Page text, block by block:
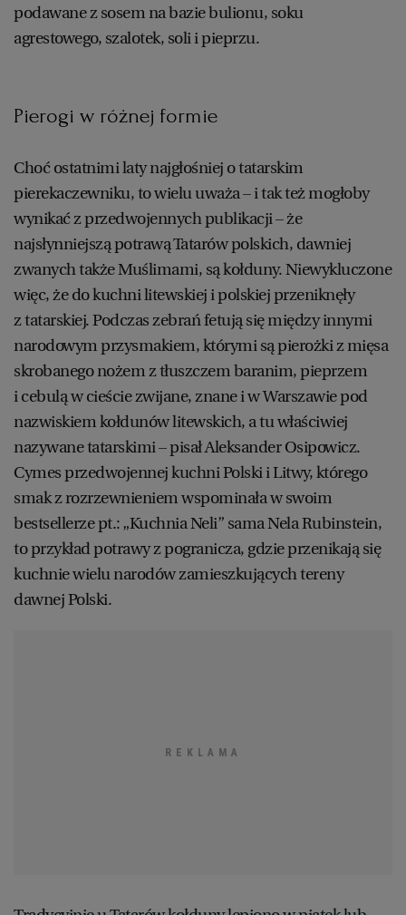
podawane z sosem na bazie bulionu, soku
agrestowego, szalotek, soli i pieprzu.
Pierogi w różnej formie
Choć ostatnimi laty najgłośniej o tatarskim
pierekaczewniku, to wielu uważa – i tak też mogłoby
wynikać z przedwojennych publikacji – że
najsłynniejszą potrawą Tatarów polskich, dawniej
zwanych także Muślimami, są kołduny. Niewykluczone
więc, że do kuchni litewskiej i polskiej przeniknęły
z tatarskiej. Podczas zebrań fetują się między innymi
narodowym przysmakiem, którymi są pierożki z mięsa
skrobanego nożem z tłuszczem baranim, pieprzem
i cebulą w cieście zwijane, znane i w Warszawie pod
nazwiskiem kołdunów litewskich, a tu właściwiej
nazywane tatarskimi – pisał Aleksander Osipowicz.
Cymes przedwojennej kuchni Polski i Litwy, którego
smak z rozrzewnieniem wspominała w swoim
bestsellerze pt.: „Kuchnia Neli” sama Nela Rubinstein,
to przykład potrawy z pogranicza, gdzie przenikają się
kuchnie wielu narodów zamieszkujących tereny
dawnej Polski.